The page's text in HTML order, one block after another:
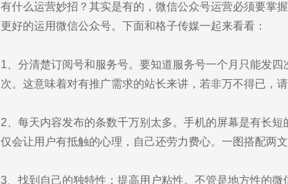
有什么运营妙招？其实是有的，微信公众号运营必须要掌
更好的运用微信公众号。下面和格子传媒一起来看看：
1、分清楚订阅号和服务号。要知道服务号一个月只能发
次。这意味着对有推广需求的站长来讲，若非万不得已，请
2、每天内容发布的条数千万别太多。手机的屏幕是有长
仅会让用户有抵触的心理，自己还劳力费心。一图搭配两
3、找到自己的独特性；提高用户粘性。不管是地方性的